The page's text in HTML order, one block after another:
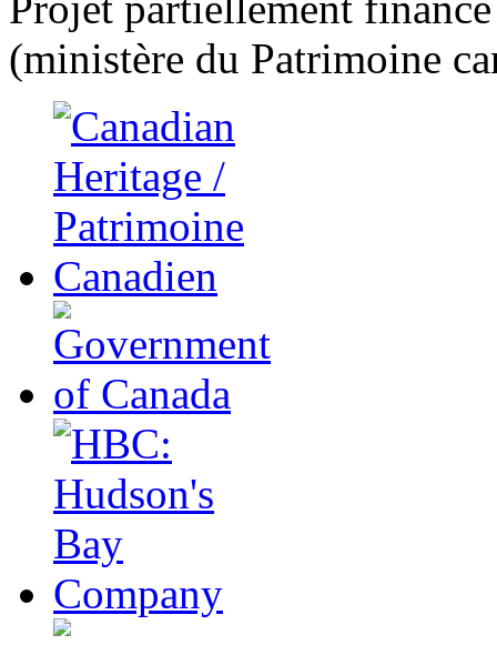
(ministère du Patrimoine